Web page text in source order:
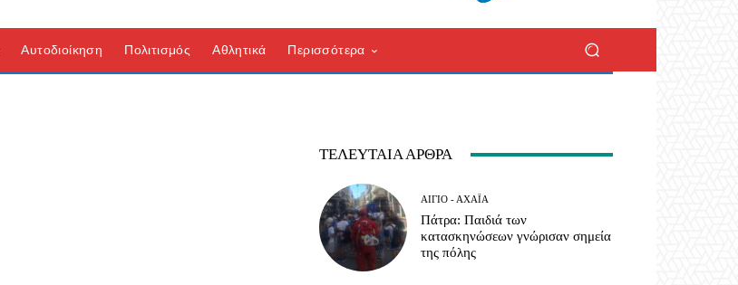
Αυτοδιοίκηση Πολιτισμός Αθλητικά Περισσότερα
ΤΕΛΕΥΤΑΊΑ ΆΡΘΡΑ
ΑΊΓΙΟ - ΑΧΑΪ́Α
Πάτρα: Παιδιά των
κατασκηνώσεων γνώρισαν σημεία
της πόλης